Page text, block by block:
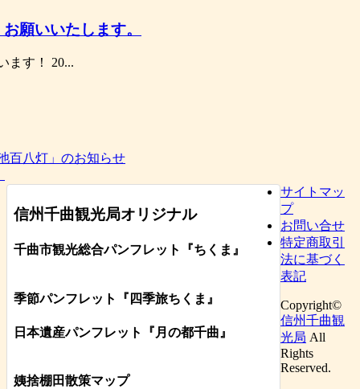
願いいたします。
ます！ 20...
百八灯」のお知らせ
信州千曲観光局オリジナル
千曲市観光総合パンフレット 『ちくま 』
季節パンフレット『四季旅ちくま』
日本遺産パンフレット 『月の都千曲 』
姨捨棚田散策マップ
サイトマッ
プ
お問い合せ
特定商取引
法に基づく
表記
Copyright©
信州千曲観
光局 All
Rights
Reserved.